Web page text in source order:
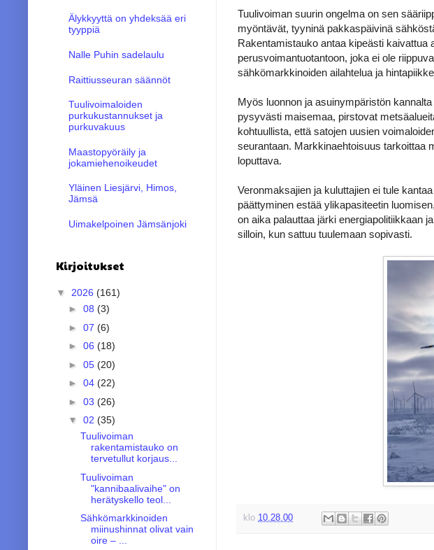
Tuulivoiman suurin ongelma on sen
myöntävät, tyyninä pakkaspäivinä
Rakentamistauko antaa kipeästi
perusvoimantuotantoon, joka ei ole
sähkömarkkinoiden ailahtelua ja
Myös luonnon ja asuinympäristön
pysyvästi maisemaa, pirstovat
kohtuullista, että satojen uusien
seurantaan. Markkinaehtoisuus tarkoittaa
loputtava.
Veronmaksajien ja kuluttajien ei tule
päättyminen estää ylikapasiteetin
on aika palauttaa järki energiapolitiikkaan
silloin, kun sattuu tuulemaan sopivasti.
klo 10.28.00
Älykkyyttä on yhdeksää eri
tyyppiä
Nalle Puhin sadelaulu
Raittiusseuran säännöt
Tuulivoimaloiden
purkukustannukset ja
purkuvakuus
Maastopyöräily ja
jokamiehenoikeudet
Yläinen Liesjärvi, Himos,
Jämsä
Uimakelpoinen Jämsänjoki
Kirjoitukset
▼ 2026 (161)
► 08 (3)
► 07 (6)
► 06 (18)
► 05 (20)
► 04 (22)
► 03 (26)
▼ 02 (35)
Tuulivoiman
rakentamistauko on
tervetullut korjaus...
Tuulivoiman
"kannibaalivaihe" on
herätyskello teol...
Sähkömarkkinoiden
miinushinnat olivat vain
oire – ...